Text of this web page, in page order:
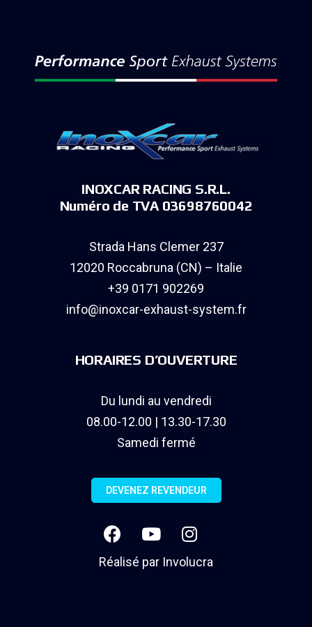
INOXCAR RACING S.R.L.
Numéro de TVA 03698760042
Strada Hans Clemer 237
12020 Roccabruna (CN) – Italie
+39 0171 902269
info@inoxcar-exhaust-system.fr
HORAIRES D’OUVERTURE
Du lundi au vendredi
08.00-12.00 | 13.30-17.30
Samedi fermé
DEVENEZ REVENDEUR
Réalisé par Involucra